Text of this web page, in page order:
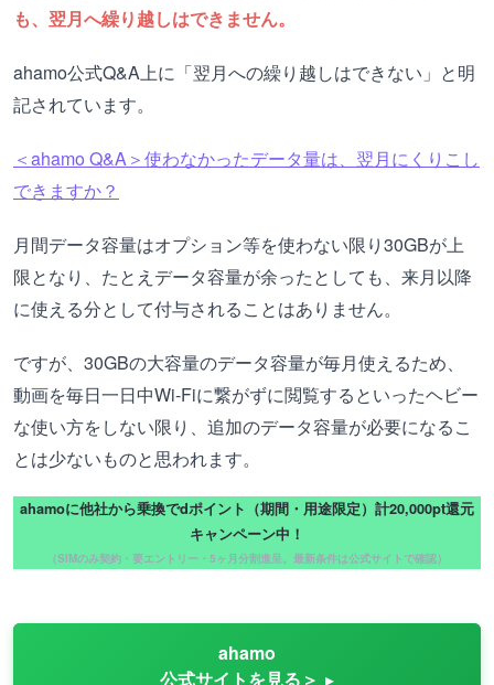
も、翌月へ繰り越しはできません。
ahamo公式Q&A上に「翌月への繰り越しはできない」と明
記されています。
＜ahamo Q&A＞使わなかったデータ量は、翌月にくりこし
できますか？
月間データ容量はオプション等を使わない限り30GBが上
限となり、たとえデータ容量が余ったとしても、来月以降
に使える分として付与されることはありません。
ですが、30GBの大容量のデータ容量が毎月使えるため、
動画を毎日一日中Wi-Fiに繋がずに閲覧するといったヘビー
な使い方をしない限り、追加のデータ容量が必要になるこ
とは少ないものと思われます。
ahamoに他社から乗換でdポイント（期間・用途限定）計20,000pt還元
キャンペーン中！
（SIMのみ契約・要エントリー・5ヶ月分割進呈。最新条件は公式サイトで確認）
ahamo
公式サイトを見る＞